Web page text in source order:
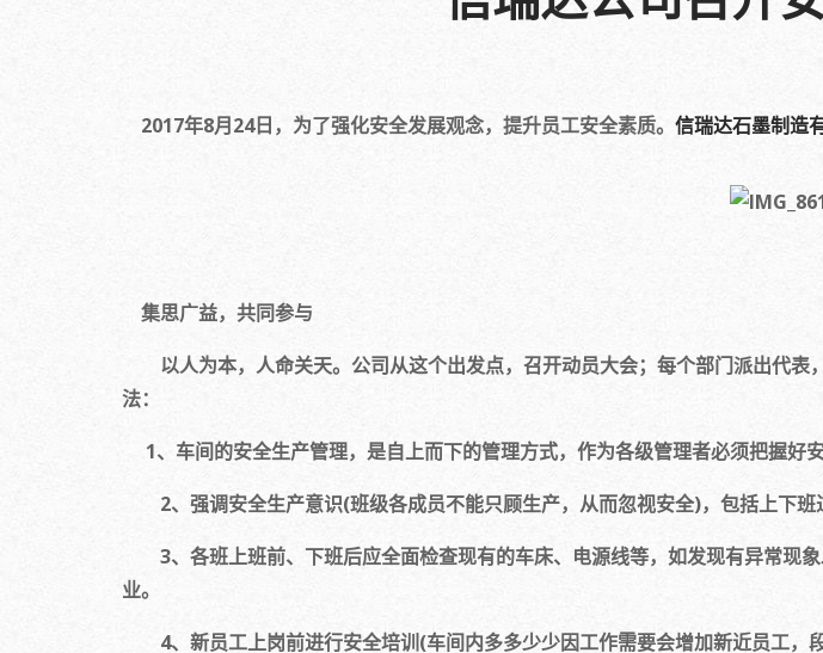
2017年8月24日，为了强化安全发展观念，提升员工安全素质。 信瑞达石墨制造
集思广益，共同参与
以人为本，人命关天。公司从这个出发点，召开动员大会；每个部门派出代表
法：
1、车间的安全生产管理，是自上而下的管理方式，作为各级管理者必须把握好安
2、强调安全生产意识(班级各成员不能只顾生产，从而忽视安全)，包括上下班
3、各班上班前、下班后应全面检查现有的车床、电源线等，如发现有异常现
业。
4、新员工上岗前进行安全培训(车间内多多少少因工作需要会增加新近员工，